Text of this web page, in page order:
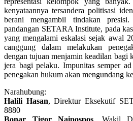
kenyataannya tersandera politisasi
berani mengambil tindakan
pandangan SETARA Institute, pada
yang mengalami eskalasi sejak awal
canggung dalam melakukan
dengan tujuan menjamin keadilan bagi
jera bagi pelaku. Impunitas semper
penegakan hukum akan mengundang
Narahubung:
Halili Hasan, Direktur Eksekutif
8880
Bonar Tigor Naipospos, Wakil